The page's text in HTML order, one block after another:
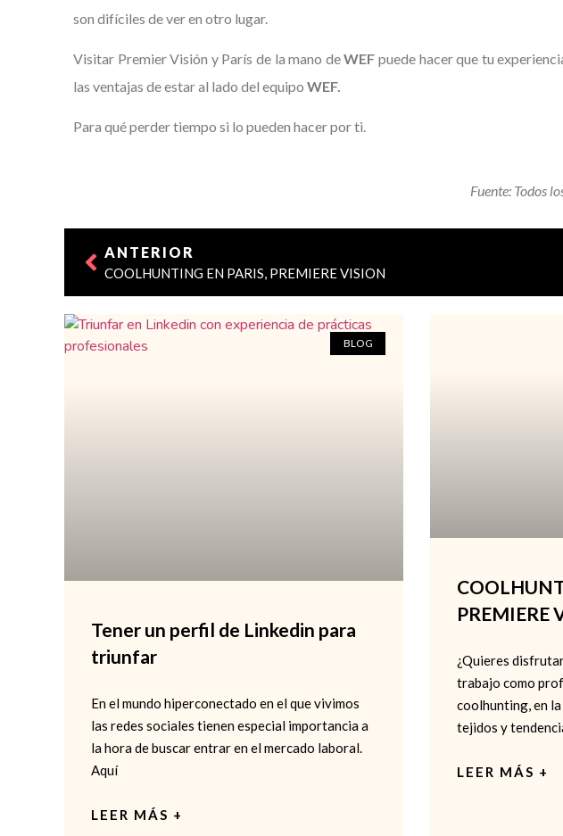
son difíciles de ver en otro lugar.
Visitar Premier Visión y París de la mano deWEF puede hacer que tu
las ventajas de estar al lado del equipo WEF.
Para qué perder tiempo si lo pueden hacer por ti.
Fuente: Todos
ANTERIOR
COOLHUNTING EN PARIS, PREMIERE VISION
BLOG
Tener un perfil de Linkedin para
triunfar
En el mundo hiperconectado en el que vivimos
las redes sociales tienen especial importancia a
la hora de buscar entrar en el mercado laboral.
Aquí
LEER MÁS +
PREMIERE
¿Quieres
trabajo como
coolhunting, en
tejidos y
LEER MÁS +